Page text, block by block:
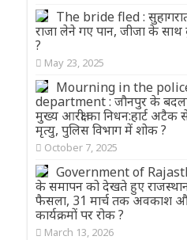
The bride fled :
राजा लेने ग‌ए पान, जीजा के साथ
?
May 23, 2025
Mourning in the
department : जौनपुर के
मुख्य आरक्षी का निधन:हार्ट
मृत्यु, पुलिस विभाग में शोक ?
October 7, 2025
Government of
के समापन को देखते हुए
फैसला, 31 मार्च तक अवकाश और
कार्यक्रमों पर रोक ?
March 13, 2026